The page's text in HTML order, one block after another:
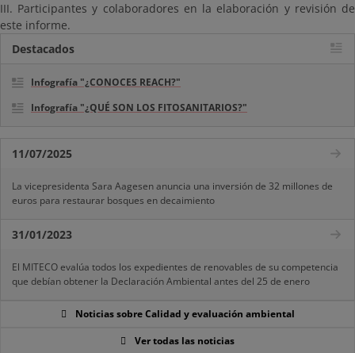
III. Participantes y colaboradores en la elaboración y revisión de
este informe.
Destacados
Infografía "¿CONOCES REACH?"
Infografía "¿QUÉ SON LOS FITOSANITARIOS?"
11/07/2025
La vicepresidenta Sara Aagesen anuncia una inversión de 32 millones de
euros para restaurar bosques en decaimiento
31/01/2023
El MITECO evalúa todos los expedientes de renovables de su competencia
que debían obtener la Declaración Ambiental antes del 25 de enero
Noticias sobre Calidad y evaluación ambiental
Ver todas las noticias